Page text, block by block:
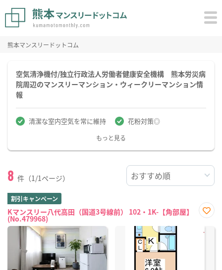
熊本マンスリードットコム
空気清浄機付/独立行政法人労働者健康安全機構 熊本労災病
院周辺のマンスリーマンション・ウィークリーマンション情
報
清潔な室内空気を常に維持 花粉対策◎
もっと見る
8 件（1/1ページ）
割引キャンペーン
Kマンスリー八代高田（国道3号線前） 102・1K-【角部屋】
(No.479968)
に入
り登